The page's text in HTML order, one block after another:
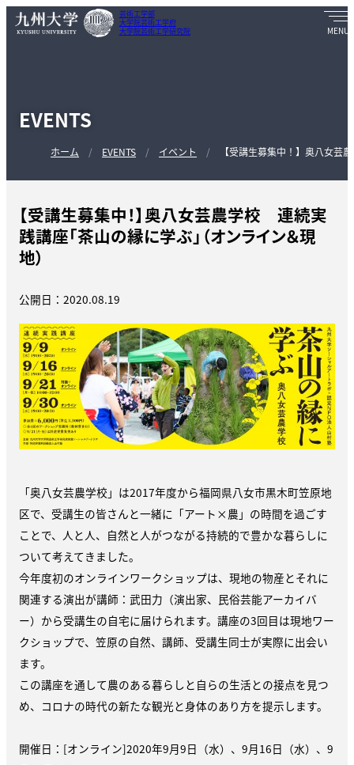
芸術工学部
大学院芸術工学府
大学院芸術工学研究院
EVENTS
ホーム EVENTS イベント 【受講生募集中！】奥八女
【受講生募集中！】奥八女芸農学校 連続実
践講座「茶山の縁に学ぶ」（オンライン＆現
地）
公開日：2020.08.19
「奥八女芸農学校」は2017年度から福岡県八女市黒木町笠原地
区で、受講生の皆さんと一緒に「アート×農」の時間を過ごす
ことで、人と人、自然と人がつながる持続的で豊かな暮らしに
ついて考えてきました。
今年度初のオンラインワークショップは、現地の物産とそれに
関連する演出が講師：武田力（演出家、民俗芸能アーカイバ
ー）から受講生の自宅に届けられます。講座の3回目は現地ワー
クショップで、笠原の自然、講師、受講生同士が実際に出会い
ます。
この講座を通して農のある暮らしと自らの生活との接点を見つ
め、コロナの時代の新たな観光と身体のあり方を提示します。
開催日：[オンライン]2020年9月9日（水）、9月16日（水）、9